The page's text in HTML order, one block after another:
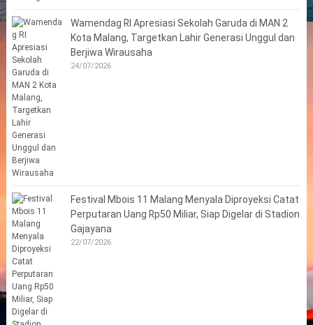
Wamendag RI Apresiasi Sekolah Garuda di MAN 2
Kota Malang, Targetkan Lahir Generasi Unggul dan
Berjiwa Wirausaha
24/07/2026
Festival Mbois 11 Malang Menyala Diproyeksi Catat
Perputaran Uang Rp50 Miliar, Siap Digelar di Stadion
Gajayana
22/07/2026